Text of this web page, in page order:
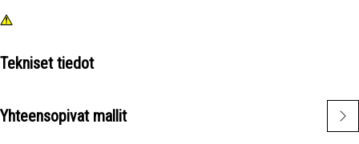
Tekniset tiedot
Yhteensopivat mallit